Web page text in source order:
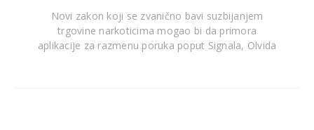
Novi zakon koji se zvanično bavi suzbijanjem
trgovine narkoticima mogao bi da primora
aplikacije za razmenu poruka poput Signala, Olvida